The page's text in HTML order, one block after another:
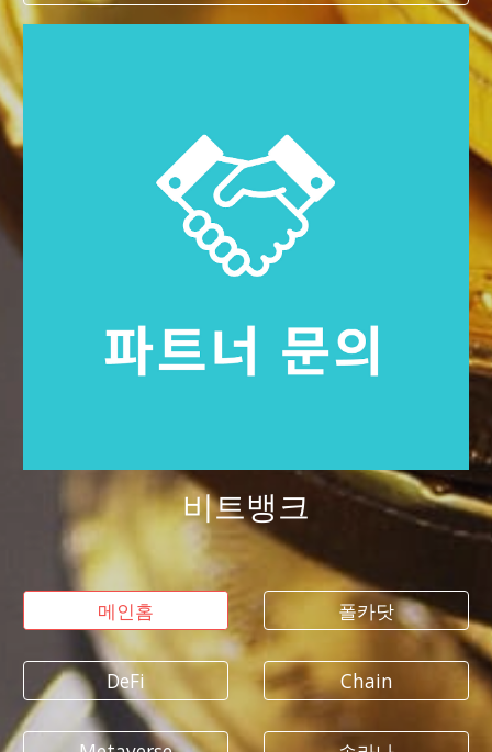
비트뱅크
메인홈
DeFi
폴카닷
Chain